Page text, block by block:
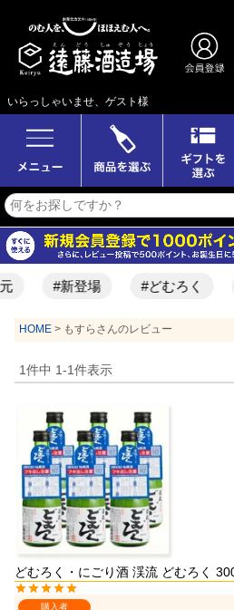
いらっしゃいませ、ゲスト様
#新登場 #どむろく
HOME もすらさんのレビュー
1件中 1-1件表示
どむろく・にごり酒 渓流 どむろく
購入者